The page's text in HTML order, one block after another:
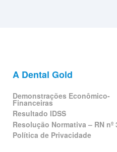
A Dental Gold
Demonstrações Econômico-
Financeiras
Resultado IDSS
Resolução Normativa – RN nº
Política de Privacidade